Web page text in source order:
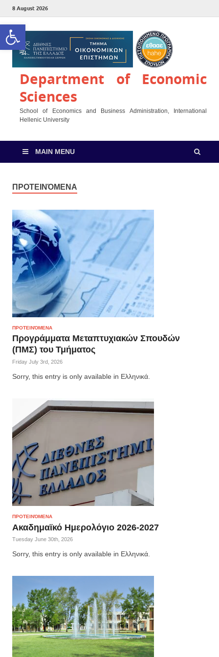
Open toolbar
8 August 2026
Department of Economic
Sciences
School of Economics and Business Administration, International
Hellenic University
MAIN MENU
ΠΡΟΤΕΙΝΌΜΕΝΑ
ΠΡΟΤΕΙΝΌΜΕΝΑ
Προγράμματα Μεταπτυχιακών Σπουδών
(ΠΜΣ) του Τμήματος
Friday July 3rd, 2026
Sorry, this entry is only available in Ελληνικά.
ΠΡΟΤΕΙΝΌΜΕΝΑ
Ακαδημαϊκό Ημερολόγιο 2026-2027
Tuesday June 30th, 2026
Sorry, this entry is only available in Ελληνικά.